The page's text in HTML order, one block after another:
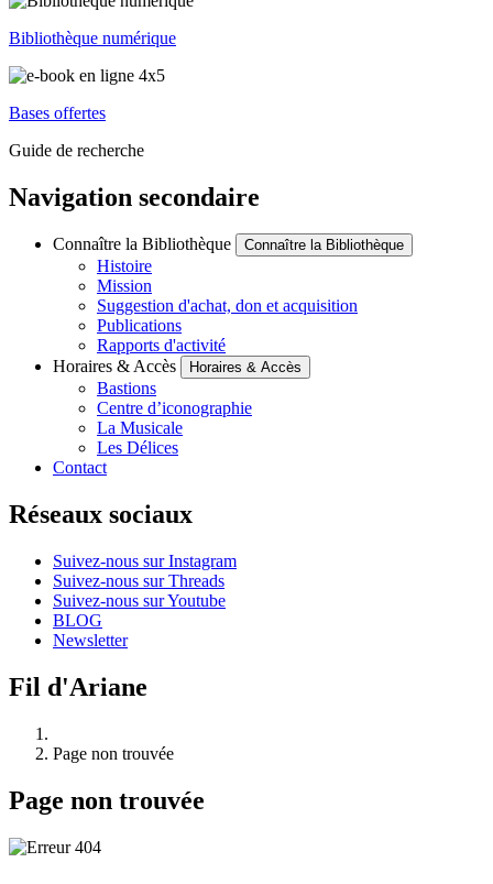
Bibliothèque numérique
Bases offertes
Guide de recherche
Navigation secondaire
Connaître la Bibliothèque Connaître la Bibliothèque
Histoire
Mission
Suggestion d'achat, don et acquisition
Publications
Rapports d'activité
Horaires & Accès
Horaires & Accès
Bastions
Centre d’iconographie
La Musicale
Les Délices
Contact
Réseaux sociaux
Suivez-nous sur Instagram
Suivez-nous sur Threads
Suivez-nous sur Youtube
BLOG
Newsletter
Fil d'Ariane
Page non trouvée
Page non trouvée